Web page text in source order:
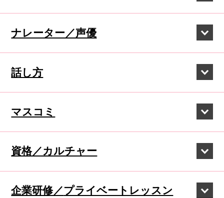
ナレーター／声優
話し方
マスコミ
資格／カルチャー
企業研修／プライベートレッスン